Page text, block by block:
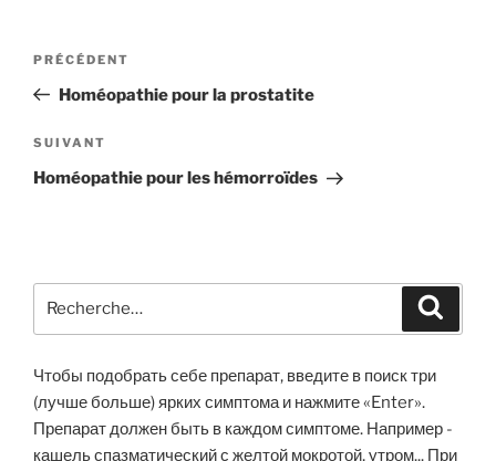
Navigation
l’article
Article
précédent
PRÉCÉDENT
Homéopathie pour la prostatite
Article
suivant
SUIVANT
Homéopathie pour les hémorroïdes
pour
Чтобы подобрать себе препарат, введите в поиск три
(лучше больше) ярких симптома и нажмите «Enter».
Препарат должен быть в каждом симптоме. Например -
кашель спазматический с желтой мокротой, утром... При